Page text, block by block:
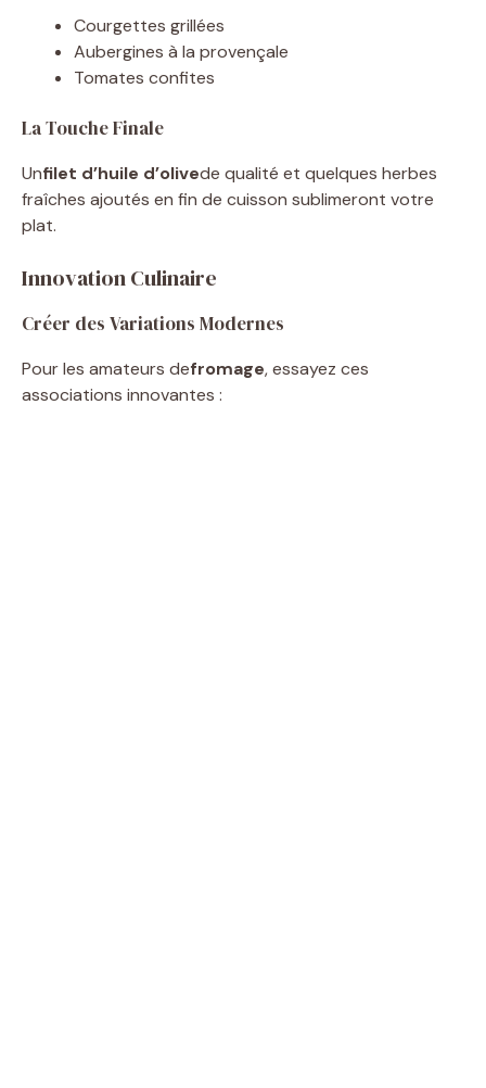
Courgettes grillées
Aubergines à la provençale
Tomates confites
La Touche Finale
Unfilet d’huile d’olivede qualité et quelques herbes
fraîches ajoutés en fin de cuisson sublimeront votre
plat.
Innovation Culinaire
Créer des Variations Modernes
Pour les amateurs defromage, essayez ces
associations innovantes :